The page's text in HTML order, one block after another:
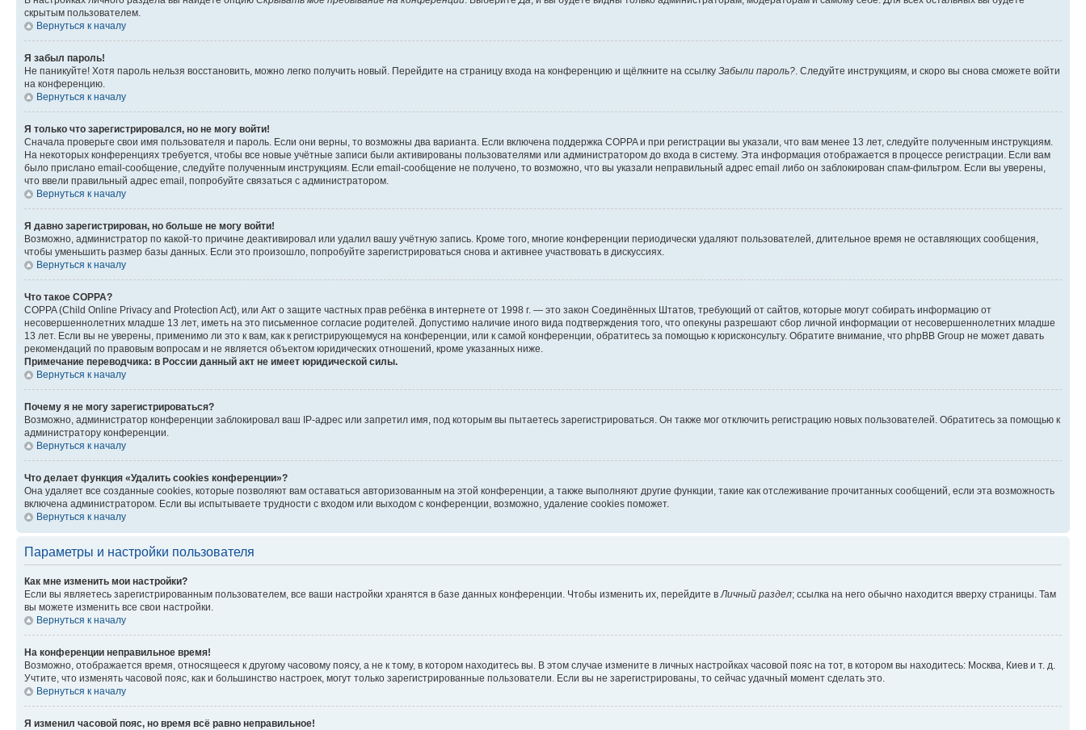
скрытым пользователем.
Вернуться к началу
Я забыл пароль!
Не паникуйте! Хотя пароль нельзя восстановить, можно легко получить новый. Перейдите на страницу входа на конференцию и щёлкните на ссылку Забыли пароль?. Следуйте инструкциям, и скоро вы снова сможете войти
на конференцию.
Вернуться к началу
Я только что зарегистрировался, но не могу войти!
Сначала проверьте свои имя пользователя и пароль. Если они верны, то возможны два варианта. Если включена поддержка COPPA и при регистрации вы указали, что вам менее 13 лет, следуйте полученным инструкциям.
На некоторых конференциях требуется, чтобы все новые учётные записи были активированы пользователями или администратором до входа в систему. Эта информация отображается в процессе регистрации. Если вам
было прислано email-сообщение, следуйте полученным инструкциям. Если email-сообщение не получено, то возможно, что вы указали неправильный адрес email либо он заблокирован спам-фильтром. Если вы уверены,
что ввели правильный адрес email, попробуйте связаться с администратором.
Вернуться к началу
Я давно зарегистрирован, но больше не могу войти!
Возможно, администратор по какой-то причине деактивировал или удалил вашу учётную запись. Кроме того, многие конференции периодически удаляют пользователей, длительное время не оставляющих сообщения,
чтобы уменьшить размер базы данных. Если это произошло, попробуйте зарегистрироваться снова и активнее участвовать в дискуссиях.
Вернуться к началу
Что такое COPPA?
COPPA (Child Online Privacy and Protection Act), или Акт о защите частных прав ребёнка в интернете от 1998 г. — это закон Соединённых Штатов, требующий от сайтов, которые могут собирать информацию от
несовершеннолетних младше 13 лет, иметь на это письменное согласие родителей. Допустимо наличие иного вида подтверждения того, что опекуны разрешают сбор личной информации от несовершеннолетних младше
13 лет. Если вы не уверены, применимо ли это к вам, как к регистрирующемуся на конференции, или к самой конференции, обратитесь за помощью к юрисконсульту. Обратите внимание, что phpBB Group не может давать
рекомендаций по правовым вопросам и не является объектом юридических отношений, кроме указанных ниже.
Примечание переводчика: в России данный акт не имеет юридической силы.
Вернуться к началу
Почему я не могу зарегистрироваться?
Возможно, администратор конференции заблокировал ваш IP-адрес или запретил имя, под которым вы пытаетесь зарегистрироваться. Он также мог отключить регистрацию новых пользователей. Обратитесь за помощью к
администратору конференции.
Вернуться к началу
Что делает функция «Удалить cookies конференции»?
Она удаляет все созданные cookies, которые позволяют вам оставаться авторизованным на этой конференции, а также выполняют другие функции, такие как отслеживание прочитанных сообщений, если эта возможность
включена администратором. Если вы испытываете трудности с входом или выходом с конференции, возможно, удаление cookies поможет.
Вернуться к началу
Параметры и настройки пользователя
Как мне изменить мои настройки?
Если вы являетесь зарегистрированным пользователем, все ваши настройки хранятся в базе данных конференции. Чтобы изменить их, перейдите вЛичный раздел; ссылка на него обычно находится вверху страницы. Там
вы можете изменить все свои настройки.
Вернуться к началу
На конференции неправильное время!
Возможно, отображается время, относящееся к другому часовому поясу, а не к тому, в котором находитесь вы. В этом случае измените в личных настройках часовой пояс на тот, в котором вы находитесь: Москва, Киев и т. д.
Учтите, что изменять часовой пояс, как и большинство настроек, могут только зарегистрированные пользователи. Если вы не зарегистрированы, то сейчас удачный момент сделать это.
Вернуться к началу
Я изменил часовой пояс, но время всё равно неправильное!